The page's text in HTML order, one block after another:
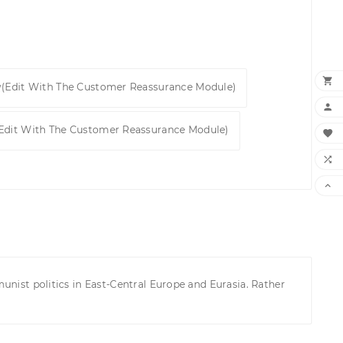
(edit With The Customer Reassurance Module)
With The Customer Reassurance Module)
politics in East-Central Europe and Eurasia. Rather




